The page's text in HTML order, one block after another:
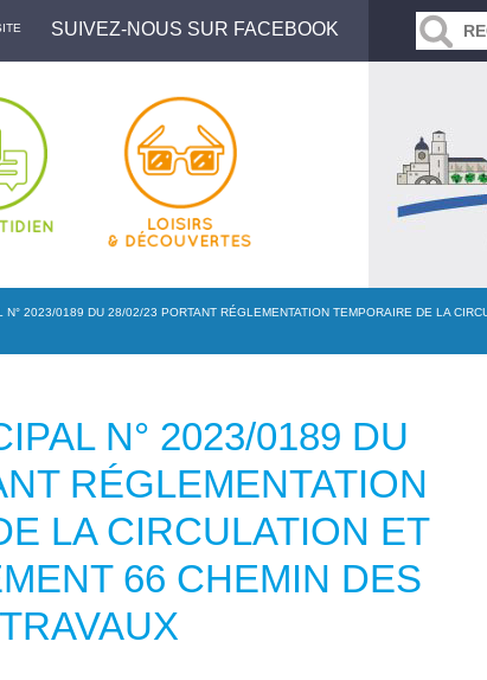
SUIVEZ-NOUS SUR FACEBOOK
N° 2023/0189 DU 28/02/23 PORTANT RÉGLEMENTATION TEMPORAIRE DE LA
N° 2023/0189 DU
RÉGLEMENTATION
LA CIRCULATION ET
66 CHEMIN DES